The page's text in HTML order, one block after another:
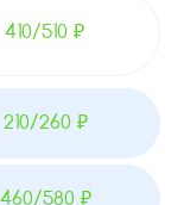
410/510 ₽
210/260 ₽
460/580 ₽